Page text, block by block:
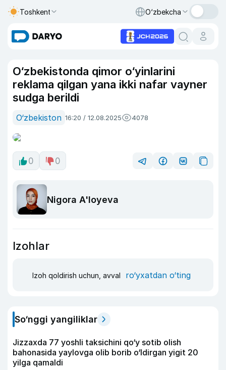
Toshkent O‘zbekcha
O‘zbekistonda qimor o‘yinlarini
reklama qilgan yana ikki nafar vayner
sudga berildi
O‘zbekiston 16:20 / 12.08.2025 4078
0 0
Nigora A'loyeva
Izohlar
Izoh qoldirish uchun, avval ro‘yxatdan o‘ting
So‘nggi yangiliklar
Jizzaxda 77 yoshli taksichini qo‘y sotib olish
bahonasida yaylovga olib borib o‘ldirgan yigit 20
yilga qamaldi